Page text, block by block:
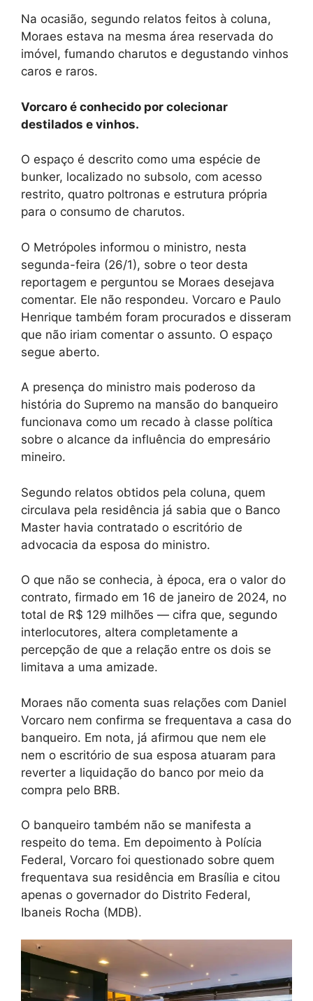
Na ocasião, segundo relatos feitos à coluna,
Moraes estava na mesma área reservada do
imóvel, fumando charutos e degustando vinhos
caros e raros.
Vorcaro é conhecido por colecionar
destilados e vinhos.
O espaço é descrito como uma espécie de
bunker, localizado no subsolo, com acesso
restrito, quatro poltronas e estrutura própria
para o consumo de charutos.
O Metrópoles informou o ministro, nesta
segunda-feira (26/1), sobre o teor desta
reportagem e perguntou se Moraes desejava
comentar. Ele não respondeu. Vorcaro e Paulo
Henrique também foram procurados e disseram
que não iriam comentar o assunto. O espaço
segue aberto.
A presença do ministro mais poderoso da
história do Supremo na mansão do banqueiro
funcionava como um recado à classe política
sobre o alcance da influência do empresário
mineiro.
Segundo relatos obtidos pela coluna, quem
circulava pela residência já sabia que o Banco
Master havia contratado o escritório de
advocacia da esposa do ministro.
O que não se conhecia, à época, era o valor do
contrato, firmado em 16 de janeiro de 2024, no
total de R$ 129 milhões — cifra que, segundo
interlocutores, altera completamente a
percepção de que a relação entre os dois se
limitava a uma amizade.
Moraes não comenta suas relações com Daniel
Vorcaro nem confirma se frequentava a casa do
banqueiro. Em nota, já afirmou que nem ele
nem o escritório de sua esposa atuaram para
reverter a liquidação do banco por meio da
compra pelo BRB.
O banqueiro também não se manifesta a
respeito do tema. Em depoimento à Polícia
Federal, Vorcaro foi questionado sobre quem
frequentava sua residência em Brasília e citou
apenas o governador do Distrito Federal,
Ibaneis Rocha (MDB).